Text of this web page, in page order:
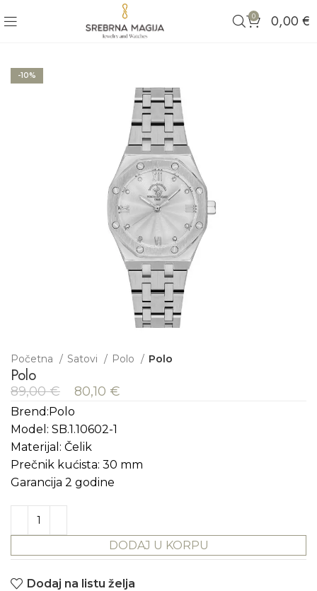
0 0,00 €
-10%
Početna Satovi Polo Polo
Polo
89,00€ 80,10 €
Brend:Polo
Model: SB.1.10602-1
Materijal: Čelik
Prečnik kućista: 30 mm
Garancija 2 godine
DODAJ U KORPU
Dodaj na listu želja